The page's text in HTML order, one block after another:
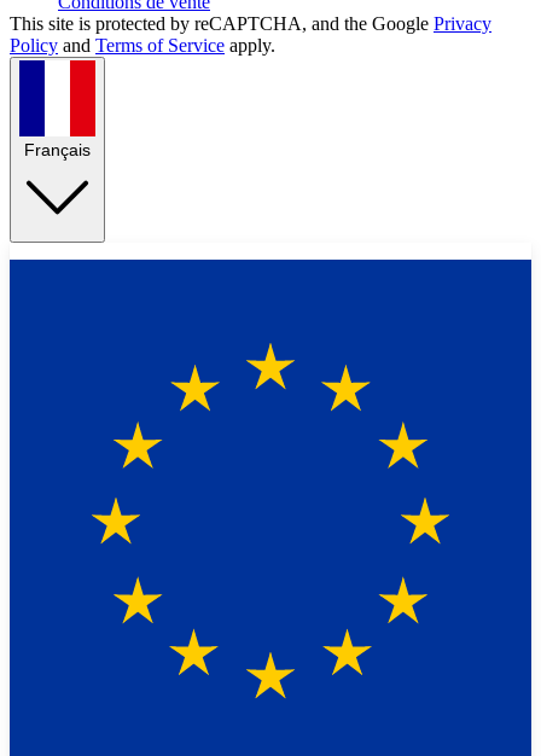
This site is protected by reCAPTCHA, and the Google Privacy
Policy and Terms of Service apply.
Français